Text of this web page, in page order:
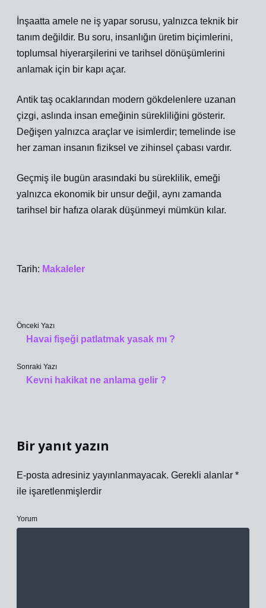
İnşaatta amele ne iş yapar sorusu, yalnızca teknik bir
tanım değildir. Bu soru, insanlığın üretim biçimlerini,
toplumsal hiyerarşilerini ve tarihsel dönüşümlerini
anlamak için bir kapı açar.
Antik taş ocaklarından modern gökdelenlere uzanan
çizgi, aslında insan emeğinin sürekliliğini gösterir.
Değişen yalnızca araçlar ve isimlerdir; temelinde ise
her zaman insanın fiziksel ve zihinsel çabası vardır.
Geçmiş ile bugün arasındaki bu süreklilik, emeği
yalnızca ekonomik bir unsur değil, aynı zamanda
tarihsel bir hafıza olarak düşünmeyi mümkün kılar.
Tarih: Makaleler
Önceki Yazı
Havai fişeği patlatmak yasak mı ?
Sonraki Yazı
Kevni hakikat ne anlama gelir ?
Bir yanıt yazın
E-posta adresiniz yayınlanmayacak. Gerekli alanlar *
ile işaretlenmişlerdir
Yorum